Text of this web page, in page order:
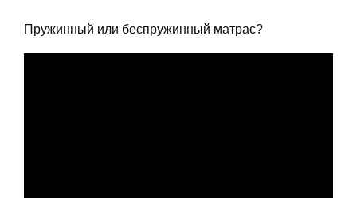
Пружинный или беспружинный матрас?